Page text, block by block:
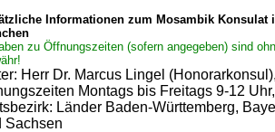
Informationen zum Mosambik Konsulat
zu Öffnungszeiten (sofern angegeben) sind
Herr Dr. Marcus Lingel (Honorarkonsul),
Montags bis Freitags 9-12 Uhr,
Länder Baden-Württemberg,
Sachsen